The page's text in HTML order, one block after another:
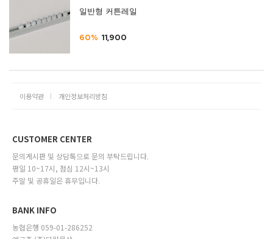
일반형 커튼레일
60% 11,900
이용약관 개인정보처리방침
CUSTOMER CENTER
문의게시판 및 상담톡으로 문의 부탁드립니다.
평일 10~17시, 점심 12시~13시
주말 및 공휴일은 휴무입니다.
BANK INFO
농협은행 059-01-286252